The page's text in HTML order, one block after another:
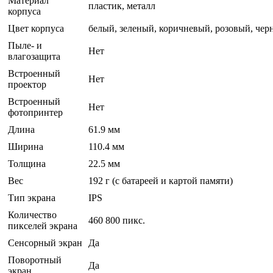
корпуса
пластик, металл
Цвет корпуса
белый, зеленый, коричневый, розовый,
Пыле- и
влагозащита
Нет
Встроенный
проектор
Нет
Встроенный
фотопринтер
Нет
Длина
61.9 мм
Ширина
110.4 мм
Толщина
22.5 мм
Вес
192 г (с батареей и картой памяти)
Тип экрана
IPS
Количество
пикселей экрана
460 800 пикс.
Сенсорный экран
Да
Поворотный
Да